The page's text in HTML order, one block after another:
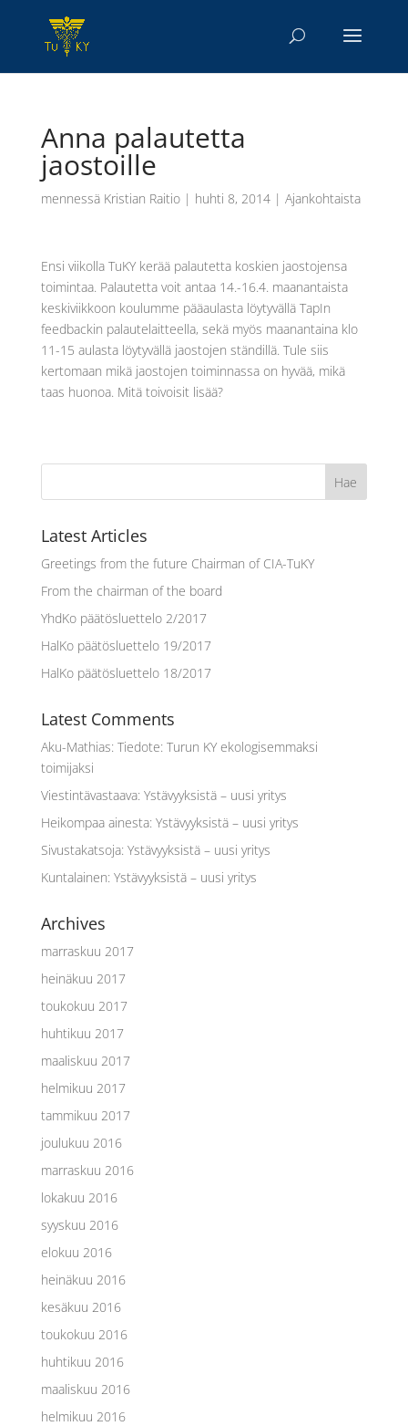
Anna palautetta
jaostoille
mennessä Kristian Raitio| huhti 8, 2014| Ajankohtaista
Ensi viikolla TuKY kerää palautetta koskien jaostojensa
toimintaa. Palautetta voit antaa 14.-16.4. maanantaista
keskiviikkoon koulumme pääaulasta löytyvällä TapIn
feedbackin palautelaitteella, sekä myös maanantaina klo
11-15 aulasta löytyvällä jaostojen ständillä. Tule siis
kertomaan mikä jaostojen toiminnassa on hyvää, mikä
taas huonoa. Mitä toivoisit lisää?
Latest Articles
Greetings from the future Chairman of CIA-TuKY
From the chairman of the board
YhdKo päätösluettelo 2/2017
HalKo päätösluettelo 19/2017
HalKo päätösluettelo 18/2017
Latest Comments
Aku-Mathias: Tiedote: Turun KY ekologisemmaksi
toimijaksi
Viestintävastaava: Ystävyyksistä – uusi yritys
Heikompaa ainesta: Ystävyyksistä – uusi yritys
Sivustakatsoja: Ystävyyksistä – uusi yritys
Kuntalainen: Ystävyyksistä – uusi yritys
Archives
marraskuu 2017
heinäkuu 2017
toukokuu 2017
huhtikuu 2017
maaliskuu 2017
helmikuu 2017
tammikuu 2017
joulukuu 2016
marraskuu 2016
lokakuu 2016
syyskuu 2016
elokuu 2016
heinäkuu 2016
kesäkuu 2016
toukokuu 2016
huhtikuu 2016
maaliskuu 2016
helmikuu 2016